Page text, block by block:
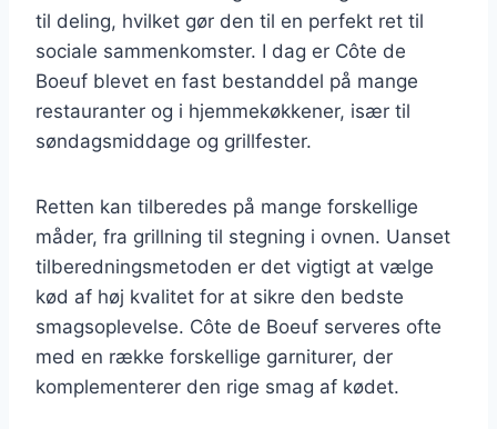
til deling, hvilket gør den til en perfekt ret til
sociale sammenkomster. I dag er Côte de
Boeuf blevet en fast bestanddel på mange
restauranter og i hjemmekøkkener, især til
søndagsmiddage og grillfester.
Retten kan tilberedes på mange forskellige
måder, fra grillning til stegning i ovnen. Uanset
tilberedningsmetoden er det vigtigt at vælge
kød af høj kvalitet for at sikre den bedste
smagsoplevelse. Côte de Boeuf serveres ofte
med en række forskellige garniturer, der
komplementerer den rige smag af kødet.